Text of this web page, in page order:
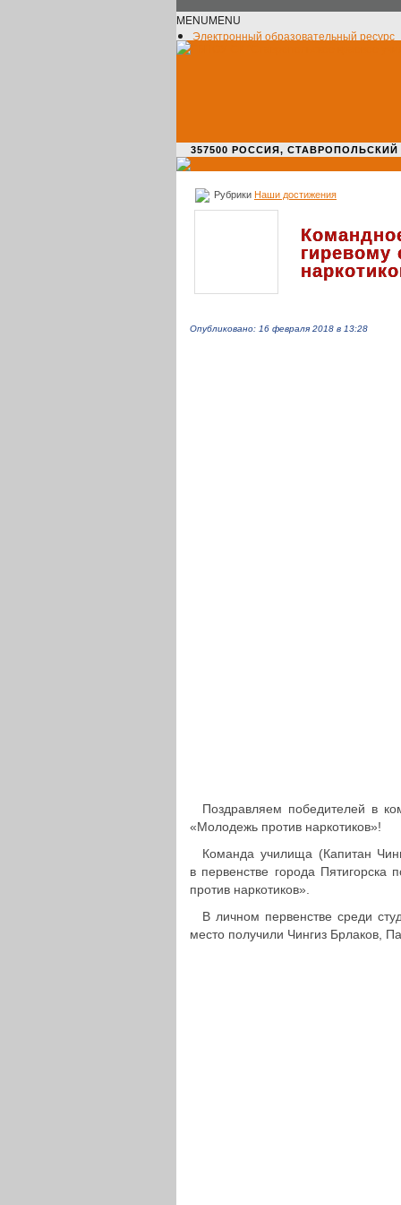
MENUMENU
Электронный образовательный ресурс
357500 РОССИЯ, СТАВРОПОЛЬСКИЙ
Рубрики Наши достижения
гиревому
Опубликовано: 16 февраля 2018 в 13:28
Поздрав­ля­ем побе­ди­те­лей в
«Моло­дежь против наркотиков»!
Команда училища (Капитан
в пер­вен­стве города
против наркотиков».
В личном пер­вен­стве среди
место полу­чи­ли Чингиз Брлаков,